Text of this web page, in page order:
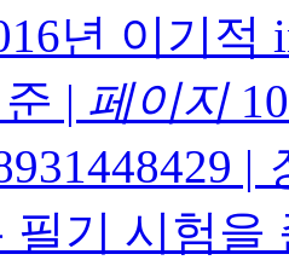
년 이기적
| 페이지
|
필기 시험을